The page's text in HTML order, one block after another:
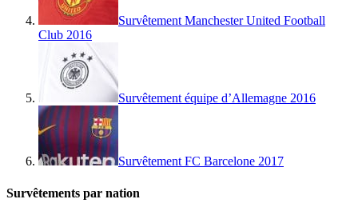
Survêtement Manchester United Football
Club 2016
Survêtement équipe d’Allemagne 2016
Survêtement FC Barcelone 2017
Survêtements par nation